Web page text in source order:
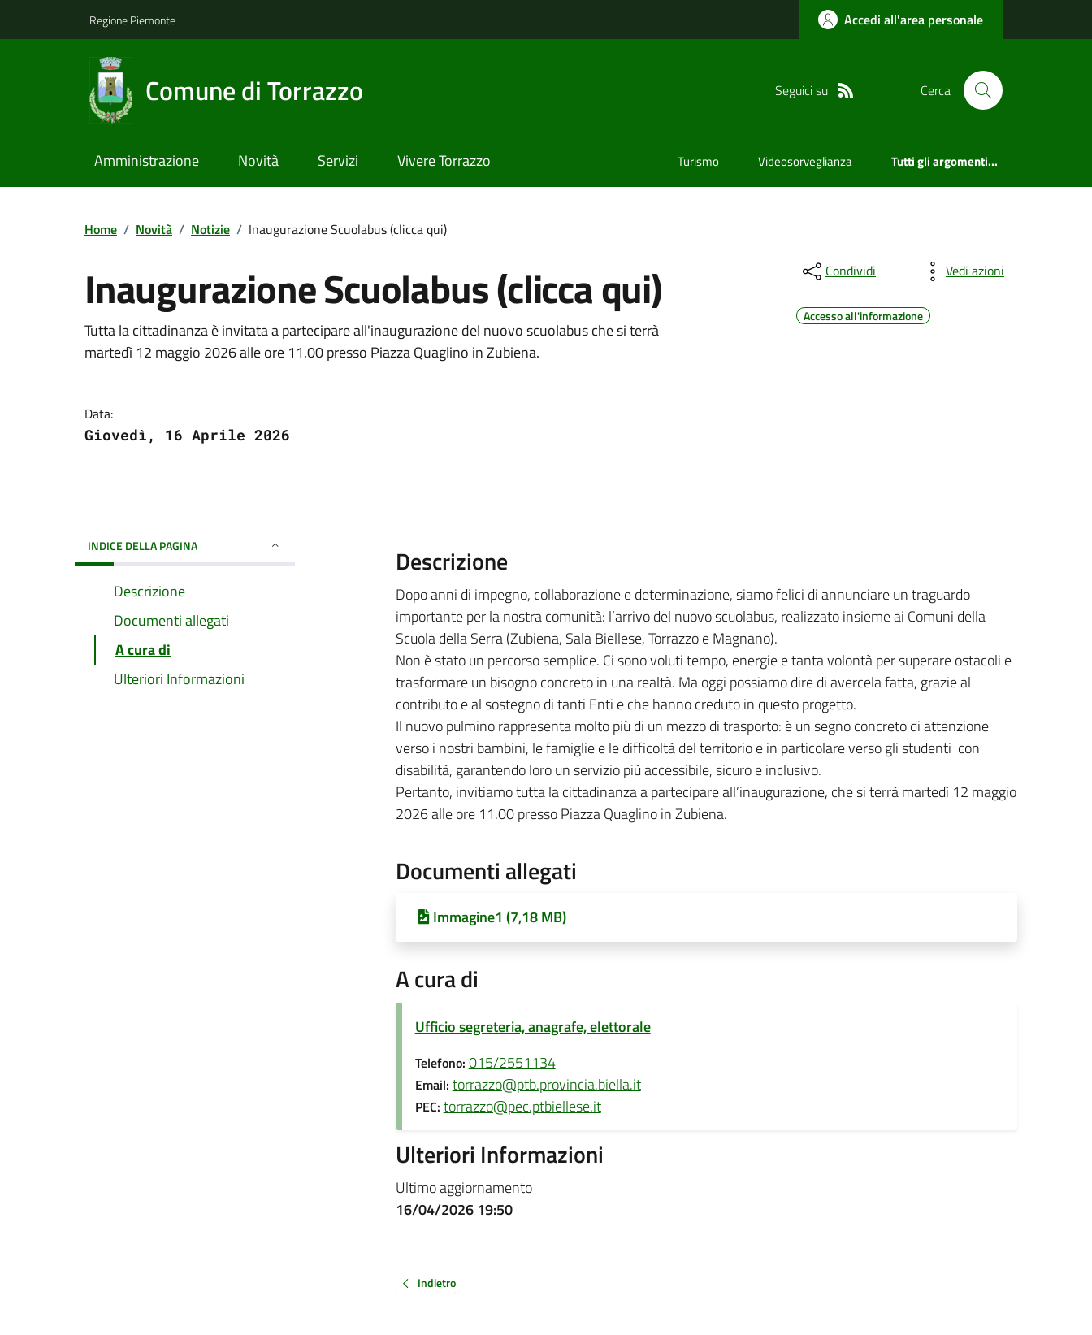
Regione Piemonte Accedi all'area personale
Comune di Torrazzo Seguici su Cerca
Amministrazione Novità Servizi Vivere Torrazzo Turismo Videosorveglianza Tutti gli argomenti...
Home / Novità / Notizie / Inaugurazione Scuolabus (clicca qui)
Inaugurazione Scuolabus (clicca qui)
Tutta la cittadinanza è invitata a partecipare all'inaugurazione del nuovo scuolabus che si terrà
martedì 12 maggio 2026 alle ore 11.00 presso Piazza Quaglino in Zubiena.
Data:
Giovedì, 16 Aprile 2026
Condividi Vedi azioni
Accesso all'informazione
INDICE DELLA PAGINA
Descrizione
Documenti allegati
A cura di
Ulteriori Informazioni
Descrizione
Dopo anni di impegno, collaborazione e determinazione, siamo felici di annunciare un traguardo
importante per la nostra comunità: l’arrivo del nuovo scuolabus, realizzato insieme ai Comuni della
Scuola della Serra (Zubiena, Sala Biellese, Torrazzo e Magnano).
Non è stato un percorso semplice. Ci sono voluti tempo, energie e tanta volontà per superare ostacoli e
trasformare un bisogno concreto in una realtà. Ma oggi possiamo dire di avercela fatta, grazie al
contributo e al sostegno di tanti Enti e che hanno creduto in questo progetto.
Il nuovo pulmino rappresenta molto più di un mezzo di trasporto: è un segno concreto di attenzione
verso i nostri bambini, le famiglie e le difficoltà del territorio e in particolare verso gli studenti con
disabilità, garantendo loro un servizio più accessibile, sicuro e inclusivo.
Pertanto, invitiamo tutta la cittadinanza a partecipare all’inaugurazione, che si terrà martedì 12 maggio
2026 alle ore 11.00 presso Piazza Quaglino in Zubiena.
Documenti allegati
Immagine1 (7,18 MB)
A cura di
Ufficio segreteria, anagrafe, elettorale
Telefono: 015/2551134
Email: torrazzo@ptb.provincia.biella.it
PEC: torrazzo@pec.ptbiellese.it
Ulteriori Informazioni
Ultimo aggiornamento
16/04/2026 19:50
Indietro